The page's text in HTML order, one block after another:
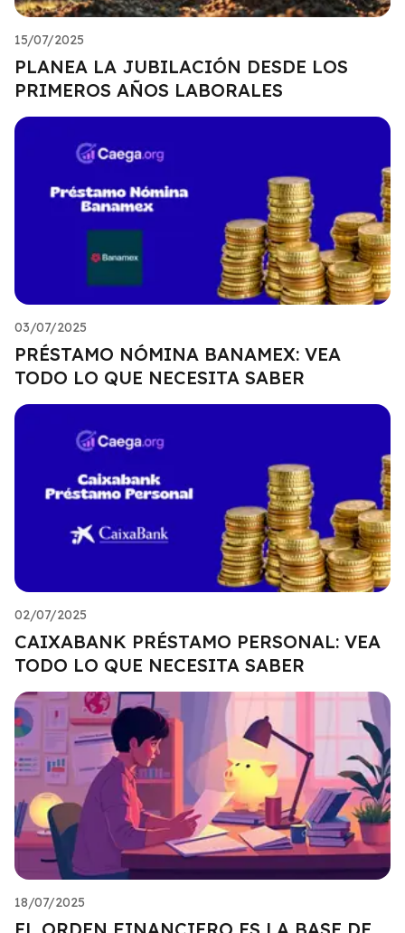
15/07/2025
PLANEA LA JUBILACIÓN DESDE LOS
PRIMEROS AÑOS LABORALES
03/07/2025
PRÉSTAMO NÓMINA BANAMEX: VEA
TODO LO QUE NECESITA SABER
02/07/2025
CAIXABANK PRÉSTAMO PERSONAL: VEA
TODO LO QUE NECESITA SABER
18/07/2025